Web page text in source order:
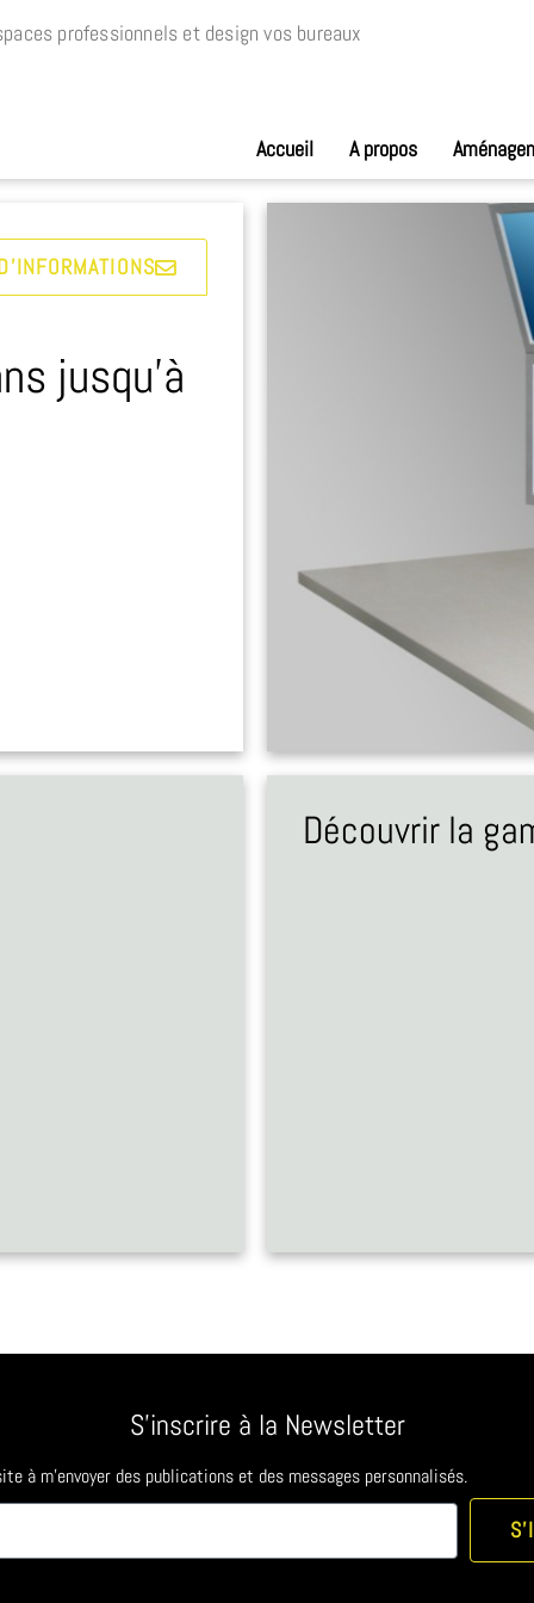
professionnels et design vos bureaux
Accueil A propos
jusqu’à
Découvrir la
S'inscrire à la Newsletter
à m'envoyer des publications et des messages personnalisés.